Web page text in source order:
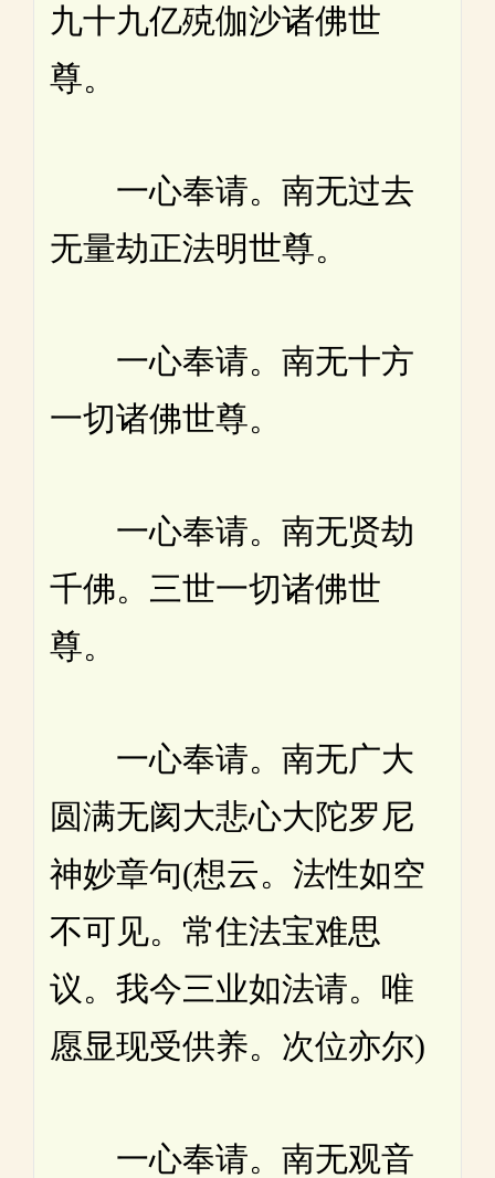
九十九亿殑伽沙诸佛世
尊。
一心奉请。南无过去
无量劫正法明世尊。
一心奉请。南无十方
一切诸佛世尊。
一心奉请。南无贤劫
千佛。三世一切诸佛世
尊。
一心奉请。南无广大
圆满无阂大悲心大陀罗尼
神妙章句(想云。法性如空
不可见。常住法宝难思
议。我今三业如法请。唯
愿显现受供养。次位亦尔)
一心奉请。南无观音